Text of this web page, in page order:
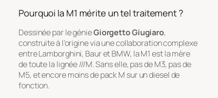
Pourquoi la M1 mérite un tel traitement ?
Dessinée par le génieGiorgetto Giugiaro,
construite à l’origine via une collaboration complexe
entre Lamborghini, Baur et BMW, la M1 est la mère
de toute la lignée ///M. Sans elle, pas de M3, pas de
M5, et encore moins de pack M sur un diesel de
fonction.